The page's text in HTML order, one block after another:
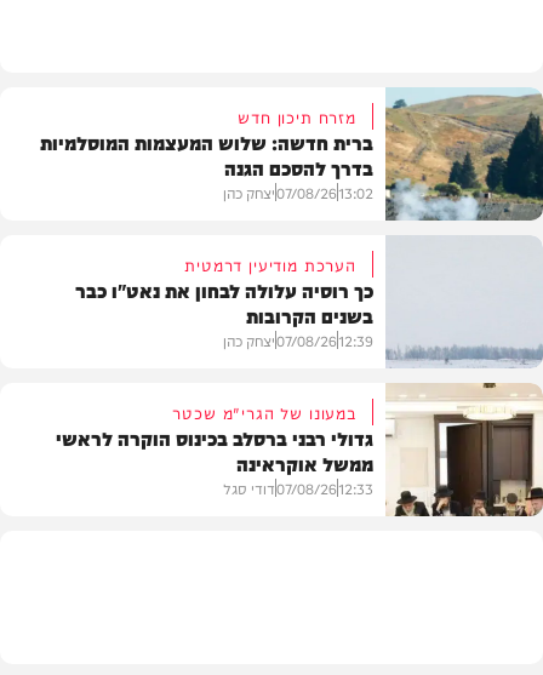
מזרח תיכון חדש
ברית חדשה: שלוש המעצמות המוסלמיות
בדרך להסכם הגנה
13:02
07/08/26יצחק כהן
הערכת מודיעין דרמטית
כך רוסיה עלולה לבחון את נאט"ו כבר
בשנים הקרובות
12:39
07/08/26יצחק כהן
במעונו של הגרי"מ שכטר
גדולי רבני ברסלב בכינוס הוקרה לראשי
ממשל אוקראינה
12:33
07/08/26דודי סגל